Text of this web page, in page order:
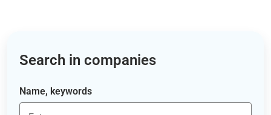
Search in companies
Name, keywords